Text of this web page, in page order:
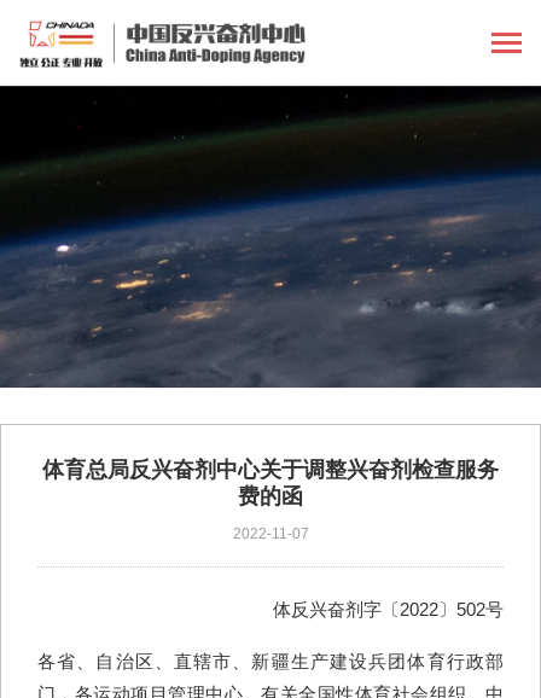
体育总局反兴奋剂中心关于调整兴奋剂检查服务
费的函
2022-11-07
体反兴奋剂字〔2022〕502号
各省、自治区、直辖市、新疆生产建设兵团体育行政部
门，各运动项目管理中心、有关全国性体育社会组织、中